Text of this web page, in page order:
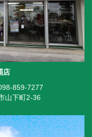
店
859-7277
山下町2-36